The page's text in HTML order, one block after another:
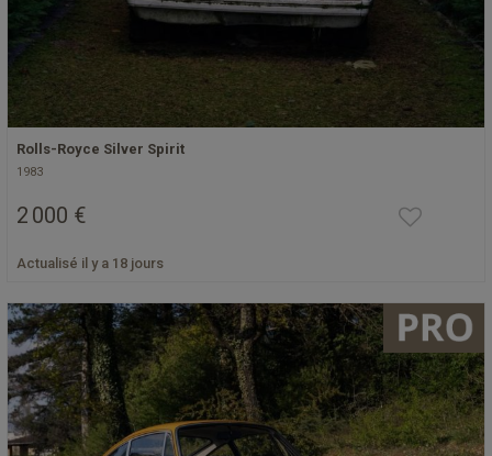
Rolls-Royce Silver Spirit
1983
2 000 €
Actualisé il y a 18 jours